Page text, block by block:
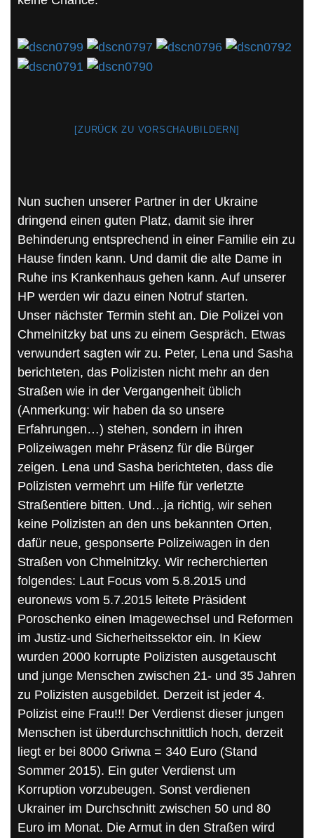
[ZURÜCK ZU VORSCHAUBILDERN]
Nun suchen unserer Partner in der Ukraine
dringend einen guten Platz, damit sie ihrer
Behinderung entsprechend in einer Familie ein zu
Hause finden kann. Und damit die alte Dame in
Ruhe ins Krankenhaus gehen kann. Auf unserer
HP werden wir dazu einen Notruf starten.
Unser nächster Termin steht an. Die Polizei von
Chmelnitzky bat uns zu einem Gespräch. Etwas
verwundert sagten wir zu. Peter, Lena und Sasha
berichteten, das Polizisten nicht mehr an den
Straßen wie in der Vergangenheit üblich
(Anmerkung: wir haben da so unsere
Erfahrungen…) stehen, sondern in ihren
Polizeiwagen mehr Präsenz für die Bürger
zeigen. Lena und Sasha berichteten, dass die
Polizisten vermehrt um Hilfe für verletzte
Straßentiere bitten. Und…ja richtig, wir sehen
keine Polizisten an den uns bekannten Orten,
dafür neue, gesponserte Polizeiwagen in den
Straßen von Chmelnitzky. Wir recherchierten
folgendes: Laut Focus vom 5.8.2015 und
euronews vom 5.7.2015 leitete Präsident
Poroschenko einen Imagewechsel und Reformen
im Justiz-und Sicherheitssektor ein. In Kiew
wurden 2000 korrupte Polizisten ausgetauscht
und junge Menschen zwischen 21- und 35 Jahren
zu Polizisten ausgebildet. Derzeit ist jeder 4.
Polizist eine Frau!!! Der Verdienst dieser jungen
Menschen ist überdurchschnittlich hoch, derzeit
liegt er bei 8000 Griwna = 340 Euro (Stand
Sommer 2015). Ein guter Verdienst um
Korruption vorzubeugen. Sonst verdienen
Ukrainer im Durchschnitt zwischen 50 und 80
Euro im Monat. Die Armut in den Straßen wird